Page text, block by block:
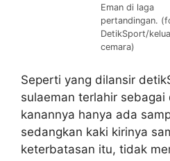
Eman di laga
pertandingan.
DetikSport/
cemara)
Seperti yang dilansir
sulaeman terlahir
kanannya hanya ada
sedangkan kaki kirinya
keterbatasan itu, tidak